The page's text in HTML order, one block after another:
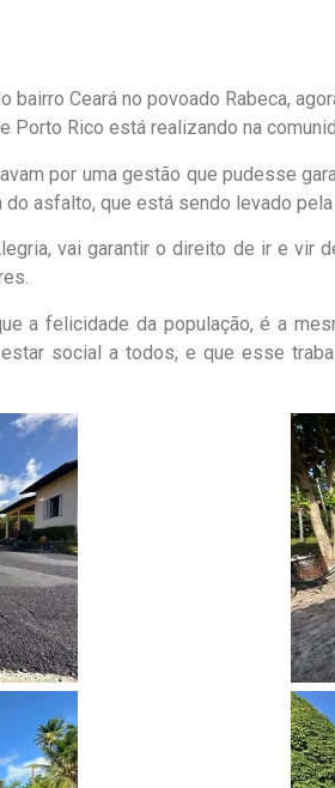
bairro Ceará no povoado Rabeca,
Porto Rico está realizando na
por uma gestão que pudesse
do asfalto, que está sendo levado
vai garantir o direito de ir e vir
a felicidade da população, é a
social a todos, e que esse